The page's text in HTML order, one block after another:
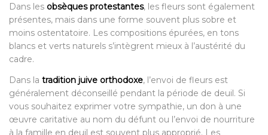
Dans les obsèques protestantes, les fleurs sont également
présentes, mais dans une forme souvent plus sobre et
moins ostentatoire. Les compositions épurées, en tons
blancs et verts naturels s’intègrent mieux à l’austérité du
cadre.
Dans la tradition juive orthodoxe, l’envoi de fleurs est
généralement déconseillé pendant la période de deuil. Si
vous souhaitez exprimer votre sympathie, un don à une
œuvre caritative au nom du défunt ou l’envoi de nourriture
à la famille en deuil est souvent plus approprié. Les